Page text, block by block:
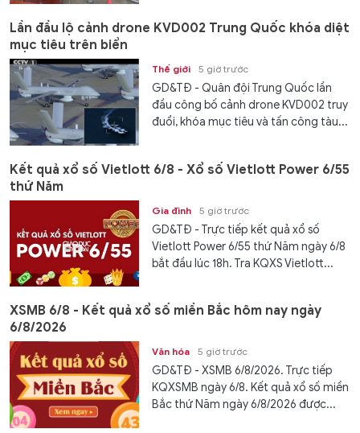
Lần đầu lộ cảnh drone KVD002 Trung Quốc khóa diệt
mục tiêu trên biển
Thế giới 5 giờ trước
GD&TĐ - Quân đội Trung Quốc lần
đầu công bố cảnh drone KVD002 truy
đuổi, khóa mục tiêu và tấn công tàu...
Kết quả xổ số Vietlott 6/8 - Xổ số Vietlott Power 6/55
thứ Năm
Gia đình 5 giờ trước
GD&TĐ - Trực tiếp kết quả xổ số
Vietlott Power 6/55 thứ Năm ngày 6/8
bắt đầu lúc 18h. Tra KQXS Vietlott...
XSMB 6/8 - Kết quả xổ số miền Bắc hôm nay ngày
6/8/2026
Văn hóa 5 giờ trước
GD&TĐ - XSMB 6/8/2026. Trực tiếp
KQXSMB ngày 6/8. Kết quả xổ số miền
Bắc thứ Năm ngày 6/8/2026 được...